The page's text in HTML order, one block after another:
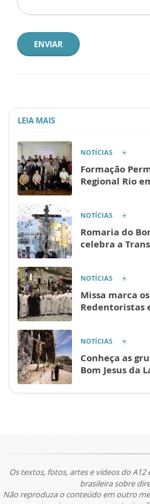
ENVIAR
LEIA MAIS
NOTÍCIAS
Formação
Regional Rio
NOTÍCIAS
Romaria do
celebra a
NOTÍCIAS
Missa marca
Redentoristas
NOTÍCIAS
Conheça as
Bom Jesus da
Os textos, fotos, artes e vídeos do
brasileira sobre
Não reproduza o conteúdo em outro